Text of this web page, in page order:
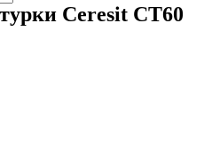
Ceresit CT60